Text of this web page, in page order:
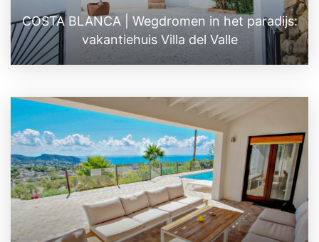
COSTA BLANCA | Wegdromen in het paradijs:
vakantiehuis Villa del Valle